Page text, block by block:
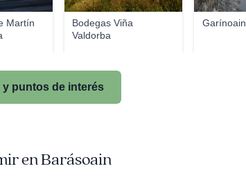
Martín
Bodegas Viña
Valdorba
Garínoain
y puntos de interés
en Barásoain